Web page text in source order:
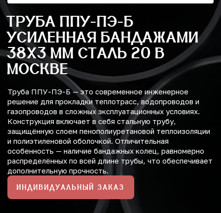
ТРУБА ППУ-ПЭ-Б
УСИЛЕННАЯ БАНДАЖАМИ
38Х3 ММ СТАЛЬ 20 В
МОСКВЕ
Труба ППУ-ПЭ-Б — это современное инженерное
решение для прокладки теплотрасс, водопроводов и
газопроводов в сложных эксплуатационных условиях.
Конструкция включает в себя стальную трубу,
защищённую слоем пенополиуретановой теплоизоляции
и полиэтиленовой оболочкой. Отличительная
особенность — наличие бандажных колец, равномерно
распределённых по всей длине трубы, что обеспечивает
дополнительную прочность.
ИНДИВИДУАЛЬНЫЙ ЗАКАЗ